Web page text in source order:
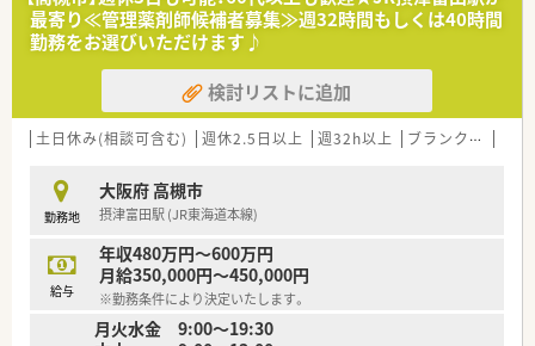
ている企業のため女性の方はもちろん、男性の育休取得者もいる
など男女ともに働きやすい社風です。
■女性のワーク・ライフ・バランスを推進する優良企業として、厚
生労働省認定の「えるぼしマーク」(最高位である3段階目)を取
＼＼ こんな業務内容です☆ ／／
■OTCカウンセリングや医薬品管理業務・メンテナンス等をお願
いいたします。
■お客様には売り上げや利益にとらわれないカウンセリングを
実施できるよう、時間もしっかり確保されています。
＼＼ こんな薬局です☆ ／／
■阪急上牧駅から徒歩5分圏内♪
■お車通勤も可能なので通勤が便利です！
最寄り≪管理薬剤師候補者募集≫週32時間もしくは40時間
勤務をお選びいただけます♪
検討リストに追加
土日休み(相談可含む) 週休2.5日以上 週32h以上 ブランク可
勤務地
大阪府 高槻市
摂津富田駅 (JR東海道本線)
給与
年収480万円～600万円
月給350,000円～450,000円
※勤務条件により決定いたします。
月火水金 9:00～19:30